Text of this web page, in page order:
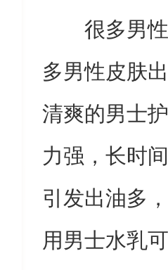
很多男
多男性皮肤
清爽的男士
力强，长时
引发出油多
用男士水乳